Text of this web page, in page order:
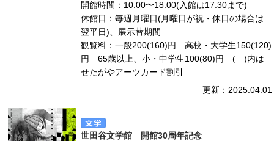
開館時間：10:00〜18:00(入館は17:30まで)
休館日：毎週月曜日(月曜日が祝・休日の場合は
翌平日)、展示替期間
観覧料：一般200(160)円 高校・大学生150(120)
円 65歳以上、小・中学生100(80)円 ( )内は
せたがやアーツカード割引
更新：2025.04.01
世田谷文学館 開館30周年記念